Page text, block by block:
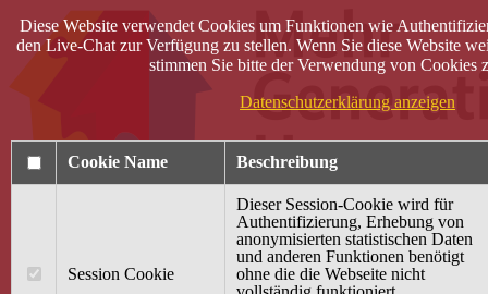
Diese Website verwendet Cookies um Funktionen wie
den Live-Chat zur Verfügung zu stellen. Wenn Sie diese Website
stimmen Sie bitte der Verwendung von Cookies
Datenschutzerklärung anzeigen
Cookie Name Beschreibung
Session Cookie
Dieser Session-Cookie wird für
Authentifizierung, Erhebung von
anonymisierten statistischen Daten
und anderen Funktionen benötigt
ohne die die Webseite nicht